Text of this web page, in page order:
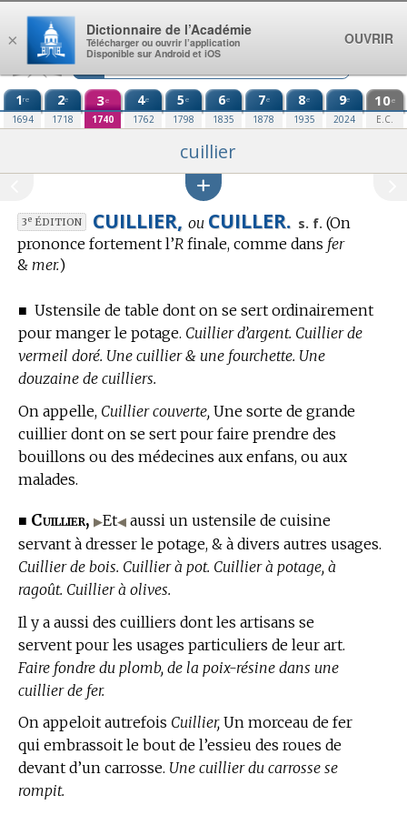
Aller au contenu
1re
1694
2e
1718
3e
1740
4e
1762
5e
1798
6e
1835
7e
1878
8e
1935
9e
2024
10e
E.C.
cuillier
3eÉDITION CUILLIER, ou CUILLER. s. f. (On
prononce fortement l’Rfinale, comme dans fer
& mer.)
■ Ustensile de table dont on se sert ordinairement
pour manger le potage. Cuillier d’argent. Cuillier de
vermeil doré. Une cuillier & une fourchette. Une
douzaine de cuilliers.
On appelle, Cuillier couverte, Une sorte de grande
cuillier dont on se sert pour faire prendre des
bouillons ou des médecines aux enfans, ou aux
malades.
■ Cuillier, ▶Et◀ aussi un ustensile de cuisine
servant à dresser le potage, & à divers autres usages.
Cuillier de bois. Cuillier à pot. Cuillier à potage, à
ragoût. Cuillier à olives.
Il y a aussi des cuilliers dont les artisans se
servent pour les usages particuliers de leur art.
Faire fondre du plomb, de la poix-résine dans une
cuillier de fer.
On appeloit autrefois Cuillier, Un morceau de fer
qui embrassoit le bout de l’essieu des roues de
devant d’un carrosse. Une cuillier du carrosse se
rompit.
×
Dictionnaire de l’Académie
Télécharger ou ouvrir l’application
Disponible sur Android et iOS
OUVRIR